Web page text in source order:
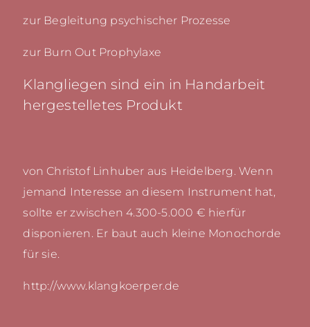
zur Begleitung psychischer Prozesse
zur Burn Out Prophylaxe
Klangliegen sind ein in Handarbeit
hergestelletes Produkt
von Christof Linhuber aus Heidelberg. Wenn
jemand Interesse an diesem Instrument hat,
sollte er zwischen 4.300-5.000 € hierfür
disponieren. Er baut auch kleine Monochorde
für sie.
http://www.klangkoerper.de